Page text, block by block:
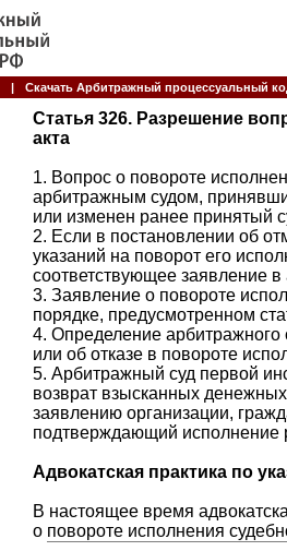
| Скачать Арбитражный процессуальный
Статья 326. Разрешение
акта
1. Вопрос о повороте
арбитражным судом,
или изменен ранее принятый
2. Если в постановлении об
указаний на поворот его
соответствующее заявление
3. Заявление о повороте
порядке, предусмотренном
4. Определение арбитражного
или об отказе в повороте
5. Арбитражный суд первой
возврат взысканных
заявлению организации,
подтверждающий исполнение
Адвокатская практика по
В настоящее время
о повороте исполнения